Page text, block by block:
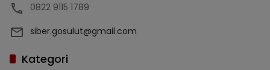
0822 9115 1789
siber.gosulut@gmail.com
Kategori